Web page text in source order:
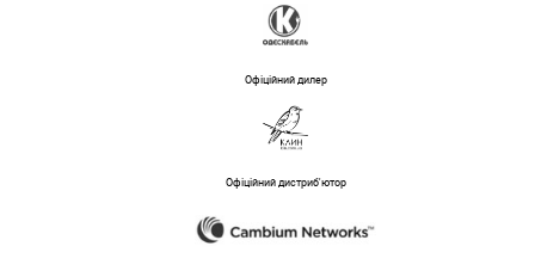
Офіційний дилер
Офіційний дистриб'ютор